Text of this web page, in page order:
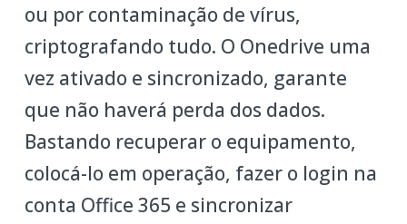
ou por contaminação de vírus,
criptografando tudo. O Onedrive uma
vez ativado e sincronizado, garante
que não haverá perda dos dados.
Bastando recuperar o equipamento,
colocá-lo em operação, fazer o login na
conta Office 365 e sincronizar